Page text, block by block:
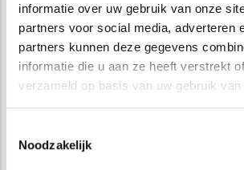
informatie over uw gebruik van onze
partners voor social media, adverteren
partners kunnen deze gegevens
informatie die u aan ze heeft verstrekt
verzameld op basis van uw gebruik
Noodzakelijk
Welke insecten maken gebruik van
Komen er meer libellen voor in
Monitoring geeft inzicht in de
insectenstand. Indien nodig kan daarmee
bijgestuurd in het beheer.
ATKBbiedt diverse monitoringdiensten